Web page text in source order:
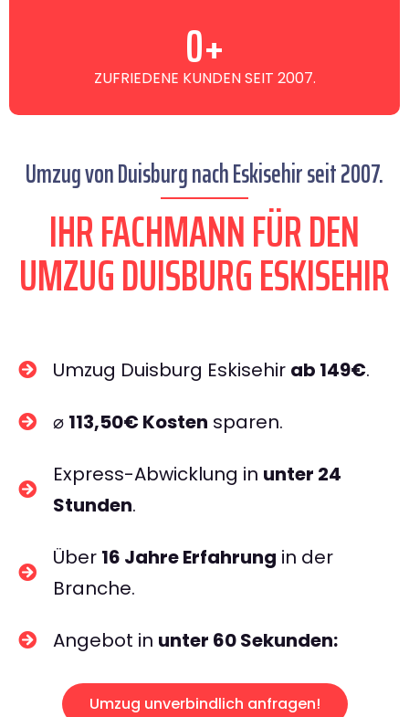
ZUFRIEDENE KUNDEN SEIT 2007.
0+
Umzug von Duisburg nach Eskisehir seit 2007.
IHR FACHMANN FÜR DEN
UMZUG DUISBURG ESKISEHIR
Umzug Duisburg Eskisehir ab 149€.
⌀ 113,50€ Kosten sparen.
Express-Abwicklung in unter 24
Stunden.
Über 16 Jahre Erfahrung in der
Branche.
Angebot in unter 60 Sekunden:
Umzug unverbindlich anfragen!